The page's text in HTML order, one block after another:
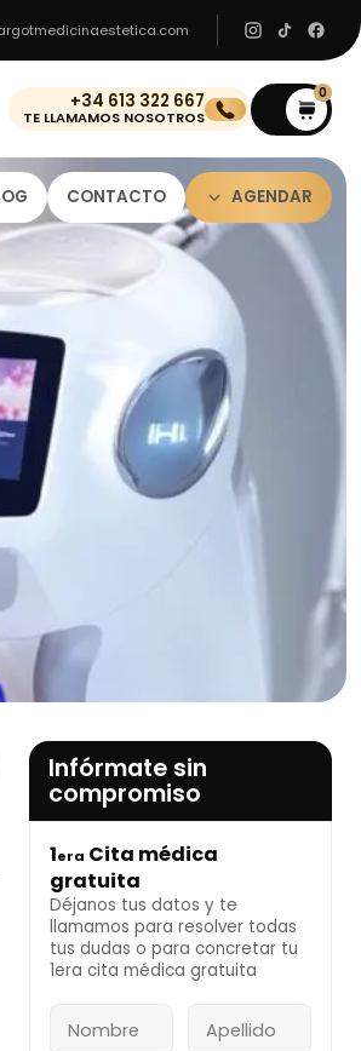
+34 613 322 667
TE LLAMAMOS NOSOTROS
0
CONTACTO AGENDAR
ESTOY DE ACUERDO CON LA
PRIVACIDAD
INFÓRMATE AHORA
Infórmate sin
compromiso
1era Cita médica
gratuita
Déjanos tus datos y te
llamamos para resolver todas
tus dudas o para concretar tu
1era cita médica gratuita